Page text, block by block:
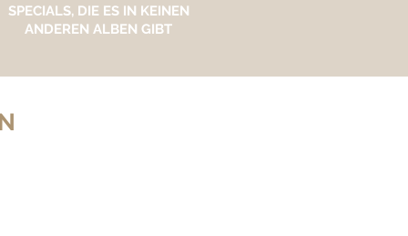
SPECIALS, DIE ES IN KEINEN
ANDEREN ALBEN GIBT